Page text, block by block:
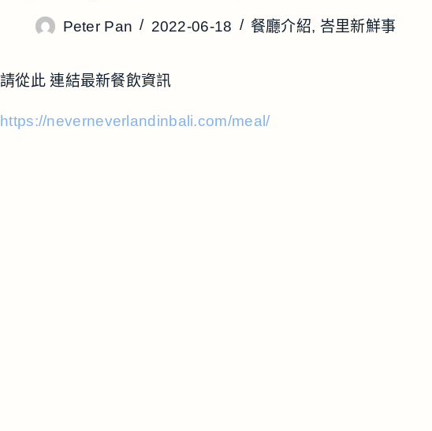
Peter Pan 2022-06-18 餐廳介紹, 峇里新鮮事
請從此 連結最新餐飲資訊
https://neverneverlandinbali.com/meal/